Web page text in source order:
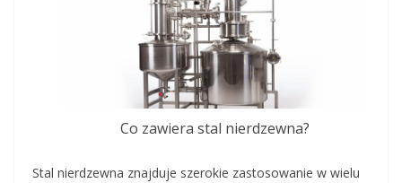
Co zawiera stal nierdzewna?
Stal nierdzewna znajduje szerokie zastosowanie w wielu